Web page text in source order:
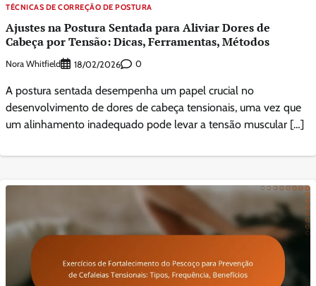
TÉCNICAS DE CORREÇÃO DE POSTURA
Ajustes na Postura Sentada para Aliviar Dores de
Cabeça por Tensão: Dicas, Ferramentas, Métodos
Nora Whitfield 18/02/2026 0
A postura sentada desempenha um papel crucial no
desenvolvimento de dores de cabeça tensionais, uma vez que
um alinhamento inadequado pode levar a tensão muscular […]